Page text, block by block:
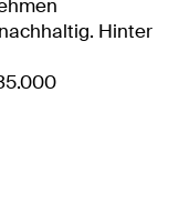
Hinter